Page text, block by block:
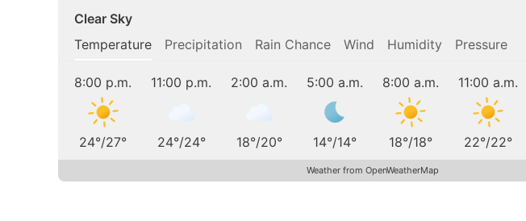
Clear Sky
Temperature Precipitation Rain Chance Wind Humidity Pressure
8:00 p.m.
24°/27°
11:00 p.m.
24°/24°
2:00 a.m.
18°/20°
5:00 a.m.
14°/14°
8:00 a.m.
18°/18°
11:00 a.m.
22°/22°
Weather from OpenWeatherMap